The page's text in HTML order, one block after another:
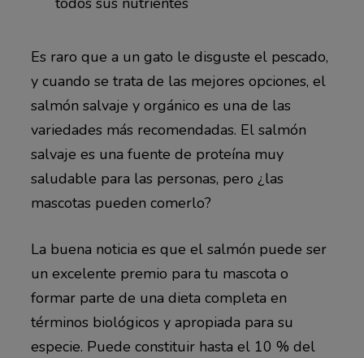
Es raro que a un gato le disguste el pescado,
y cuando se trata de las mejores opciones, el
salmón salvaje y orgánico es una de las
variedades más recomendadas. El salmón
salvaje es una fuente de proteína muy
saludable para las personas, pero ¿las
mascotas pueden comerlo?
La buena noticia es que el salmón puede ser
un excelente premio para tu mascota o
formar parte de una dieta completa en
términos biológicos y apropiada para su
especie. Puede constituir hasta el 10 % del